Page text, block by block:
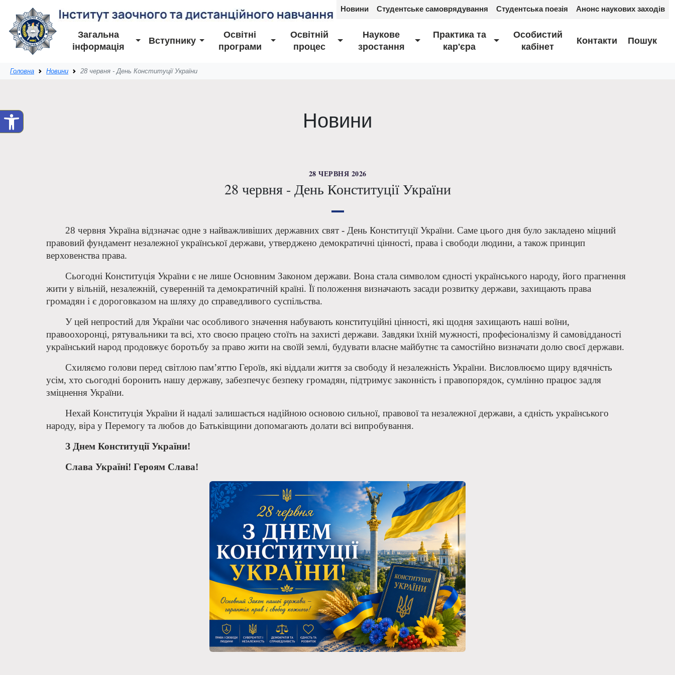
Новини Студентське самоврядування Студентська поезія Анонс наукових заходів
Загальна
інформація
Вступнику
Освітні
програми
Освітній
процес
Наукове
зростання
Практика та
кар'єра
Особистий
кабінет
Контакти Пошук
Головна Новини 28 червня - День Конституції України
Новини
28 ЧЕРВНЯ 2026
28 червня - День Конституції України
28 червня Україна відзначає одне з найважливіших державних свят - День Конституції України. Саме цього дня було закладено міцний
правовий фундамент незалежної української держави, утверджено демократичні цінності, права і свободи людини, а також принцип
верховенства права.
Сьогодні Конституція України є не лише Основним Законом держави. Вона стала символом єдності українського народу, його прагнення
жити у вільній, незалежній, суверенній та демократичній країні. Її положення визначають засади розвитку держави, захищають права
громадян і є дороговказом на шляху до справедливого суспільства.
У цей непростий для України час особливого значення набувають конституційні цінності, які щодня захищають наші воїни,
правоохоронці, рятувальники та всі, хто своєю працею стоїть на захисті держави. Завдяки їхній мужності, професіоналізму й самовідданості
український народ продовжує боротьбу за право жити на своїй землі, будувати власне майбутнє та самостійно визначати долю своєї держави.
Схиляємо голови перед світлою пам’яттю Героїв, які віддали життя за свободу й незалежність України. Висловлюємо щиру вдячність
усім, хто сьогодні боронить нашу державу, забезпечує безпеку громадян, підтримує законність і правопорядок, сумлінно працює задля
зміцнення України.
Нехай Конституція України й надалі залишається надійною основою сильної, правової та незалежної держави, а єдність українського
народу, віра у Перемогу та любов до Батьківщини допомагають долати всі випробування.
З Днем Конституції України!
Слава Україні! Героям Слава!